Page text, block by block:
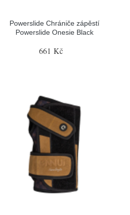
Powerslide Chrániče zápěstí
Powerslide Onesie Black
661 Kč